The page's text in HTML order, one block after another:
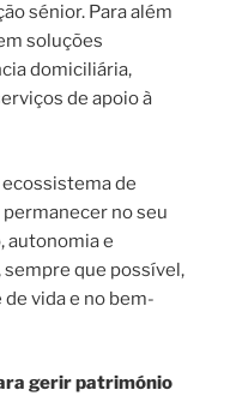
sénior. Para além
soluções
domiciliária,
de apoio à
de
no seu
autonomia e
sempre que possível,
vida e no bem-
gerir património